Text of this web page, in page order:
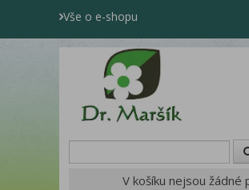
Vše o e-shopu
V košíku nejsou žádné